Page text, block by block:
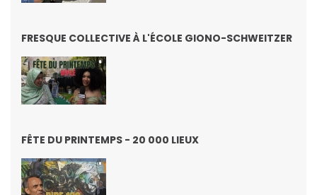
FRESQUE COLLECTIVE À L'ÉCOLE GIONO-SCHWEITZER
FÊTE DU PRINTEMPS - 20 000 LIEUX